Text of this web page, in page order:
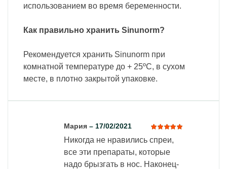
использованием во время беременности.
Как правильно хранить Sinunorm?
Рекомендуется хранить Sinunorm при
комнатной температуре до + 25ºC, в сухом
месте, в плотно закрытой упаковке.
Оценка
Мария – 17/02/2021
Никогда не нравились спреи,
все эти препараты, которые
надо брызгать в нос. Наконец-